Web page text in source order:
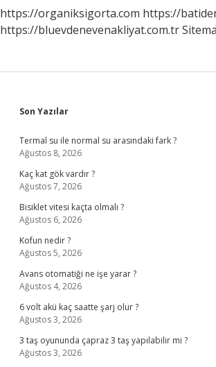
https://organiksigorta.com https://
https://bluevdenevenakliyat.com.tr
Sidebar
Son Yazılar
Termal su ile normal su arasındaki fark ?
Ağustos 8, 2026
Kaç kat gök vardır ?
Ağustos 7, 2026
Bisiklet vitesi kaçta olmalı ?
Ağustos 6, 2026
Kofun nedir ?
Ağustos 5, 2026
Avans otomatiği ne işe yarar ?
Ağustos 4, 2026
6 volt akü kaç saatte şarj olur ?
Ağustos 3, 2026
3 taş oyununda çapraz 3 taş yapılabilir mi ?
Ağustos 3, 2026